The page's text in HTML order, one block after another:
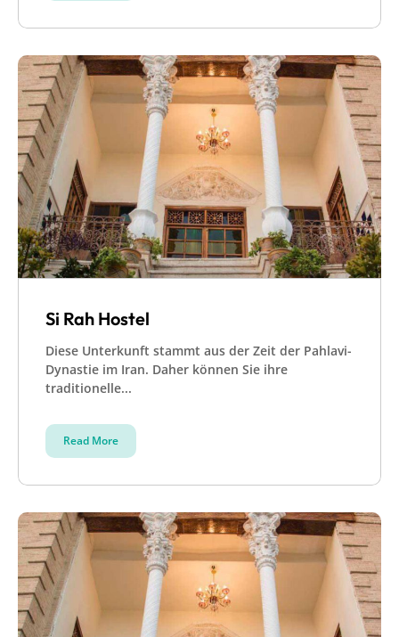
Si Rah Hostel
Diese Unterkunft stammt aus der Zeit der Pahlavi-
Dynastie im Iran. Daher können Sie ihre
traditionelle...
Read More